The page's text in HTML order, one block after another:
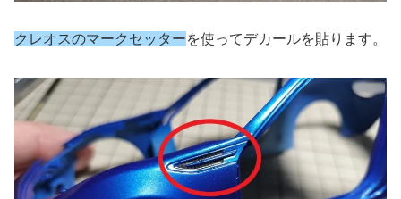
クレオスのマークセッターを使ってデカールを貼ります。